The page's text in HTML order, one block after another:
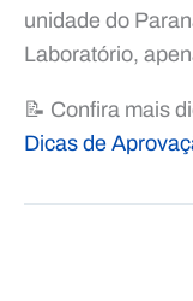
unidade do
Laboratório,
📝 Confira mais
Dicas de